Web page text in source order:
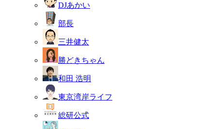
DJあかい
部長
三井健太
勝どきちゃん
和田 浩明
東京湾岸ライフ
総研公式